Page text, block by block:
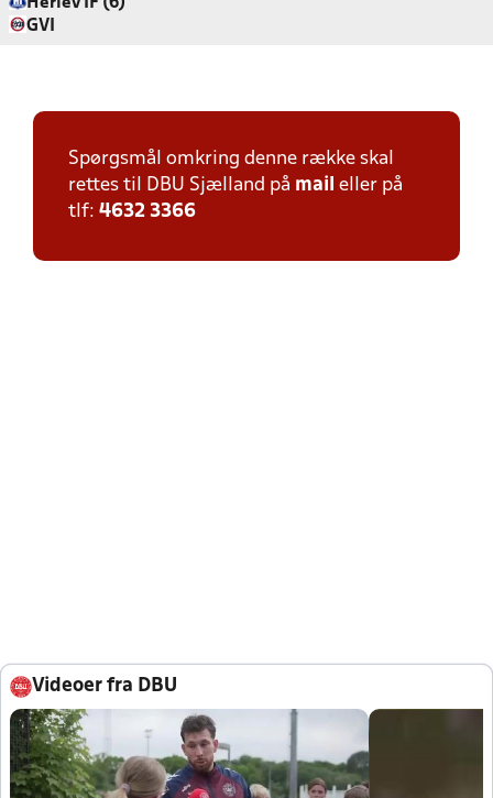
Herlev IF (6)
GVI
Spørgsmål omkring denne række skal
rettes til DBU Sjælland på mail eller på
tlf: 4632 3366
Videoer fra DBU